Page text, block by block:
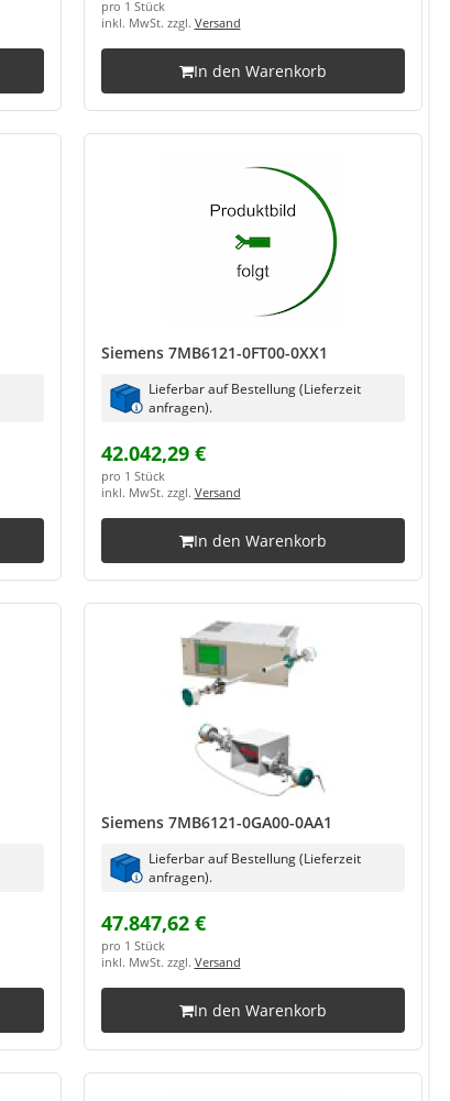
pro 1 Stück
inkl. MwSt. zzgl. Versand
In den Warenkorb
Siemens 7MB6121-0FT00-0XX1
Lieferbar auf Bestellung (Lieferzeit
anfragen).
42.042,29 €
pro 1 Stück
inkl. MwSt. zzgl. Versand
In den Warenkorb
Siemens 7MB6121-0GA00-0AA1
Lieferbar auf Bestellung (Lieferzeit
anfragen).
47.847,62 €
pro 1 Stück
inkl. MwSt. zzgl. Versand
In den Warenkorb